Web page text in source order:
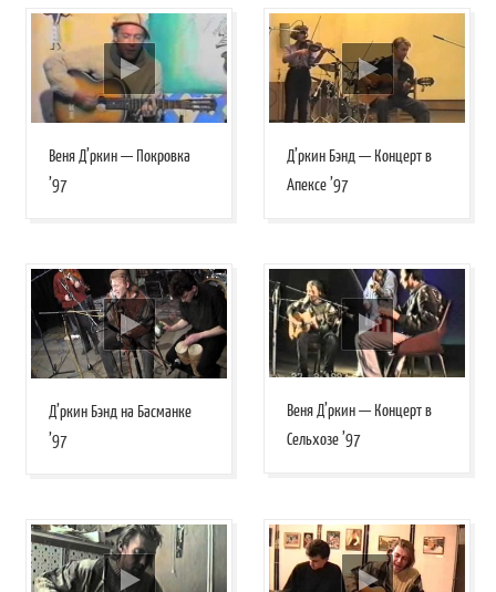
Веня Д’ркин — Покровка
’97
Д’ркин Бэнд — Концерт в
Апексе ’97
Д’ркин Бэнд на Басманке
’97
Веня Д’ркин — Концерт в
Сельхозе ’97